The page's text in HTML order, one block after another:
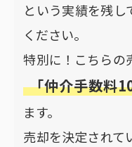
という実績を残し
ください。
特別に！こちらの
「仲介手数料
ます。
売却を決定されて